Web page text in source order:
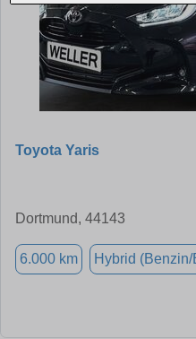
Toyota Yaris
Dortmund, 44143
6.000 km Hybrid (Benzin/